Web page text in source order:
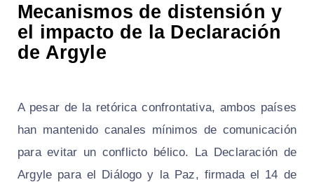
Mecanismos de distensión y
el impacto de la Declaración
de Argyle
A pesar de la retórica confrontativa, ambos países
han mantenido canales mínimos de comunicación
para evitar un conflicto bélico. La Declaración de
Argyle para el Diálogo y la Paz, firmada el 14 de